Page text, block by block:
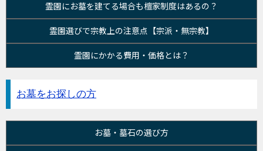
霊園にお墓を建てる場合も檀家制度はあるの？
霊園選びで宗教上の注意点【宗派・無宗教】
霊園にかかる費用・価格とは？
お墓をお探しの方
お墓・墓石の選び方